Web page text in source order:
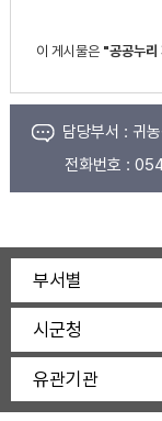
이 게시물은 "공공누
담당부서 : 귀
전화번호 :
부서별
시군청
유관기관